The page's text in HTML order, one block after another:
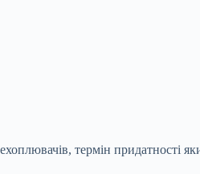
термін придатності